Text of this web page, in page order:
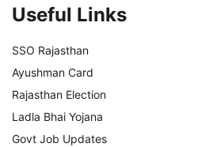
Useful Links
SSO Rajasthan
Ayushman Card
Rajasthan Election
Ladla Bhai Yojana
Govt Job Updates